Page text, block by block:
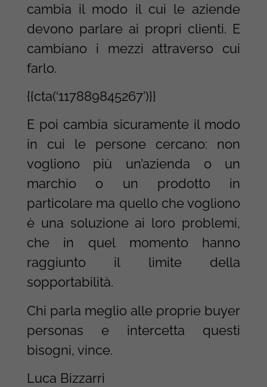
cambia il modo il cui le aziende
devono parlare ai propri clienti. E
cambiano i mezzi attraverso cui
farlo.
{{cta(‘117889845267’)}}
E poi cambia sicuramente il modo
in cui le persone cercano: non
vogliono più un’azienda o un
marchio o un prodotto in
particolare ma quello che vogliono
è una soluzione ai loro problemi,
che in quel momento hanno
raggiunto il limite della
sopportabilità.
Chi parla meglio alle proprie buyer
personas e intercetta questi
bisogni, vince.
Luca Bizzarri